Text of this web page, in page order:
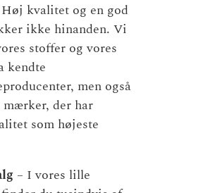
kvalitet og en god
ikke hinanden. Vi
stoffer og vores
kendte
men også
der har
som højeste
– I vores lille